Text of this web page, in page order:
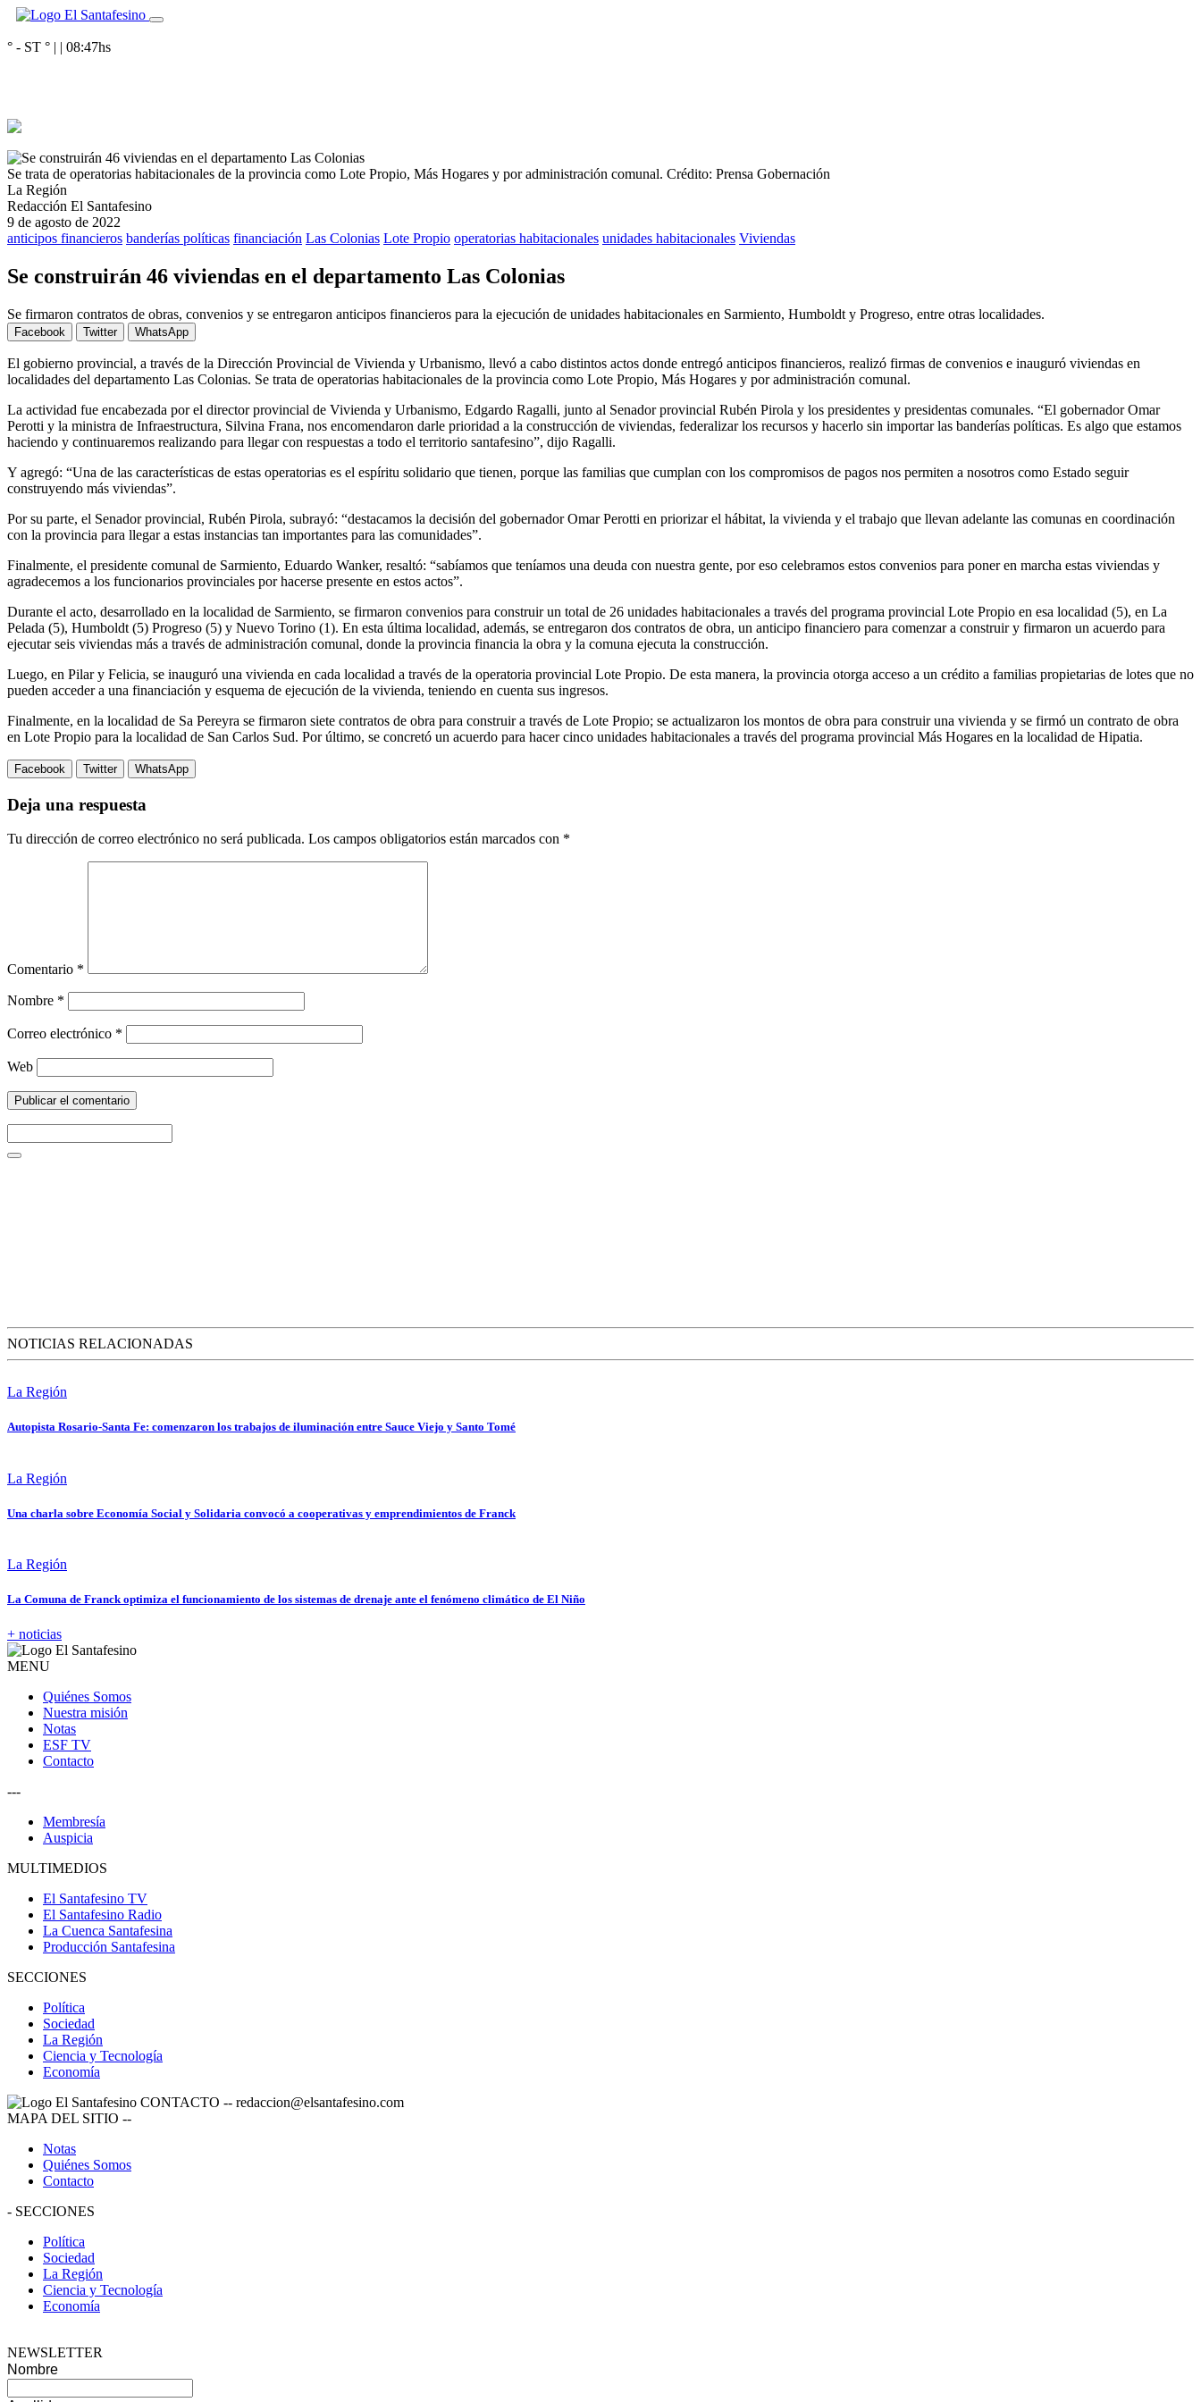
° - ST ° | | 08:47hs
Se trata de operatorias habitacionales de la provincia como Lote Propio, Más Hogares y por administración comunal. Crédito: Prensa Gobernación
La Región
Redacción El Santafesino
9 de agosto de 2022
anticipos financieros banderías políticas financiación Las Colonias Lote Propio operatorias habitacionales unidades habitacionales Viviendas
Se construirán 46 viviendas en el departamento Las Colonias
Se firmaron contratos de obras, convenios y se entregaron anticipos financieros para la ejecución de unidades habitacionales en Sarmiento, Humboldt y Progreso, entre otras localidades.
Facebook Twitter WhatsApp
El gobierno provincial, a través de la Dirección Provincial de Vivienda y Urbanismo, llevó a cabo distintos actos donde entregó anticipos financieros, realizó firmas de convenios e inauguró viviendas en
localidades del departamento Las Colonias. Se trata de operatorias habitacionales de la provincia como Lote Propio, Más Hogares y por administración comunal.
La actividad fue encabezada por el director provincial de Vivienda y Urbanismo, Edgardo Ragalli, junto al Senador provincial Rubén Pirola y los presidentes y presidentas comunales. “El gobernador Omar
Perotti y la ministra de Infraestructura, Silvina Frana, nos encomendaron darle prioridad a la construcción de viviendas, federalizar los recursos y hacerlo sin importar las banderías políticas. Es algo que estamos
haciendo y continuaremos realizando para llegar con respuestas a todo el territorio santafesino”, dijo Ragalli.
Y agregó: “Una de las características de estas operatorias es el espíritu solidario que tienen, porque las familias que cumplan con los compromisos de pagos nos permiten a nosotros como Estado seguir
construyendo más viviendas”.
Por su parte, el Senador provincial, Rubén Pirola, subrayó: “destacamos la decisión del gobernador Omar Perotti en priorizar el hábitat, la vivienda y el trabajo que llevan adelante las comunas en coordinación
con la provincia para llegar a estas instancias tan importantes para las comunidades”.
Finalmente, el presidente comunal de Sarmiento, Eduardo Wanker, resaltó: “sabíamos que teníamos una deuda con nuestra gente, por eso celebramos estos convenios para poner en marcha estas viviendas y
agradecemos a los funcionarios provinciales por hacerse presente en estos actos”.
Durante el acto, desarrollado en la localidad de Sarmiento, se firmaron convenios para construir un total de 26 unidades habitacionales a través del programa provincial Lote Propio en esa localidad (5), en La
Pelada (5), Humboldt (5) Progreso (5) y Nuevo Torino (1). En esta última localidad, además, se entregaron dos contratos de obra, un anticipo financiero para comenzar a construir y firmaron un acuerdo para
ejecutar seis viviendas más a través de administración comunal, donde la provincia financia la obra y la comuna ejecuta la construcción.
Luego, en Pilar y Felicia, se inauguró una vivienda en cada localidad a través de la operatoria provincial Lote Propio. De esta manera, la provincia otorga acceso a un crédito a familias propietarias de lotes que no
pueden acceder a una financiación y esquema de ejecución de la vivienda, teniendo en cuenta sus ingresos.
Finalmente, en la localidad de Sa Pereyra se firmaron siete contratos de obra para construir a través de Lote Propio; se actualizaron los montos de obra para construir una vivienda y se firmó un contrato de obra
en Lote Propio para la localidad de San Carlos Sud. Por último, se concretó un acuerdo para hacer cinco unidades habitacionales a través del programa provincial Más Hogares en la localidad de Hipatia.
Facebook Twitter WhatsApp
Deja una respuesta
Tu dirección de correo electrónico no será publicada. Los campos obligatorios están marcados con *
Comentario *
Nombre *
Correo electrónico *
Web
NOTICIAS RELACIONADAS
La Región
Autopista Rosario-Santa Fe: comenzaron los trabajos de iluminación entre Sauce Viejo y Santo Tomé
La Región
Una charla sobre Economía Social y Solidaria convocó a cooperativas y emprendimientos de Franck
La Región
La Comuna de Franck optimiza el funcionamiento de los sistemas de drenaje ante el fenómeno climático de El Niño
+ noticias
MENU
Quiénes Somos
Nuestra misión
Notas
ESF TV
Contacto
---
Membresía
Auspicia
MULTIMEDIOS
El Santafesino TV
El Santafesino Radio
La Cuenca Santafesina
Producción Santafesina
SECCIONES
Política
Sociedad
La Región
Ciencia y Tecnología
Economía
CONTACTO -- redaccion@elsantafesino.com
MAPA DEL SITIO --
Notas
Quiénes Somos
Contacto
- SECCIONES
Política
Sociedad
La Región
Ciencia y Tecnología
Economía
NEWSLETTER
Nombre